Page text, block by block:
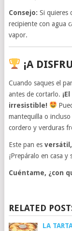
Consejo: Si quieres
recipiente con agua
vapor.
¡A
Cuando saques el
antes de cortarlo.
irresistible!
mantequilla o
cordero y verduras
Este pan es
¡Prepáralo en casa
Cuéntame, ¿con
RELATED
LA